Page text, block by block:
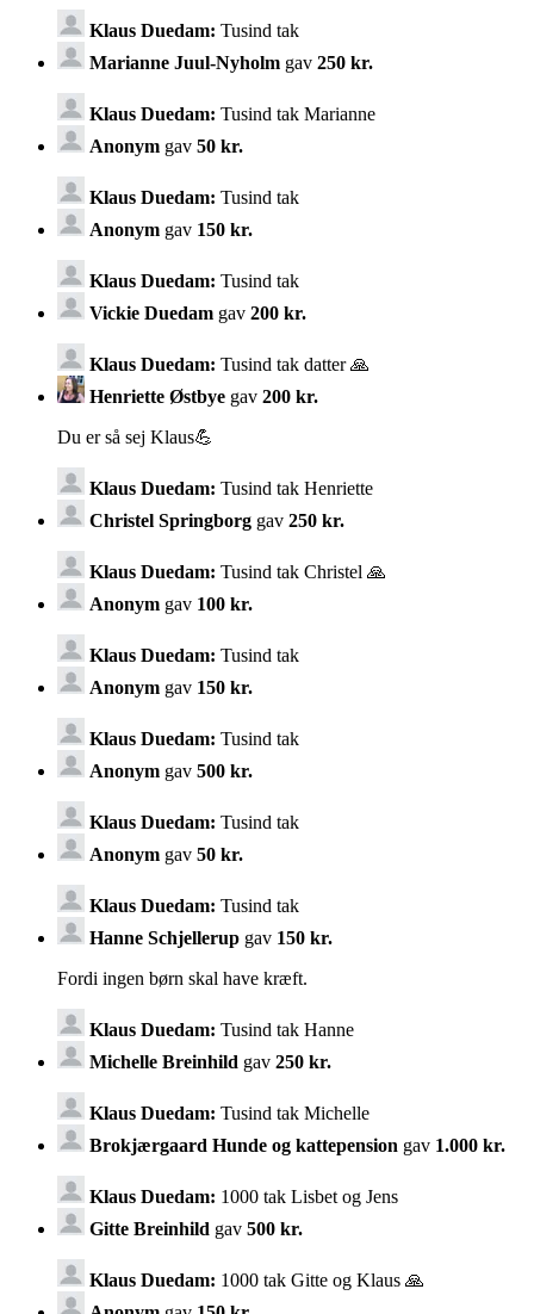
Klaus Duedam: Tusind tak
Marianne Juul-Nyholm gav 250 kr.
Klaus Duedam: Tusind tak Marianne
Anonym gav 50 kr.
Klaus Duedam: Tusind tak
Anonym gav 150 kr.
Klaus Duedam: Tusind tak
Vickie Duedam gav 200 kr.
Klaus Duedam: Tusind tak datter 🙏
Henriette Østbye gav 200 kr.
Du er så sej Klaus💪
Klaus Duedam: Tusind tak Henriette
Christel Springborg gav 250 kr.
Klaus Duedam: Tusind tak Christel 🙏
Anonym gav 100 kr.
Klaus Duedam: Tusind tak
Anonym gav 150 kr.
Klaus Duedam: Tusind tak
Anonym gav 500 kr.
Klaus Duedam: Tusind tak
Anonym gav 50 kr.
Klaus Duedam: Tusind tak
Hanne Schjellerup gav 150 kr.
Fordi ingen børn skal have kræft.
Klaus Duedam: Tusind tak Hanne
Michelle Breinhild gav 250 kr.
Klaus Duedam: Tusind tak Michelle
Brokjærgaard Hunde og kattepension gav 1.000 kr.
Klaus Duedam: 1000 tak Lisbet og Jens
Gitte Breinhild gav 500 kr.
Klaus Duedam: 1000 tak Gitte og Klaus 🙏